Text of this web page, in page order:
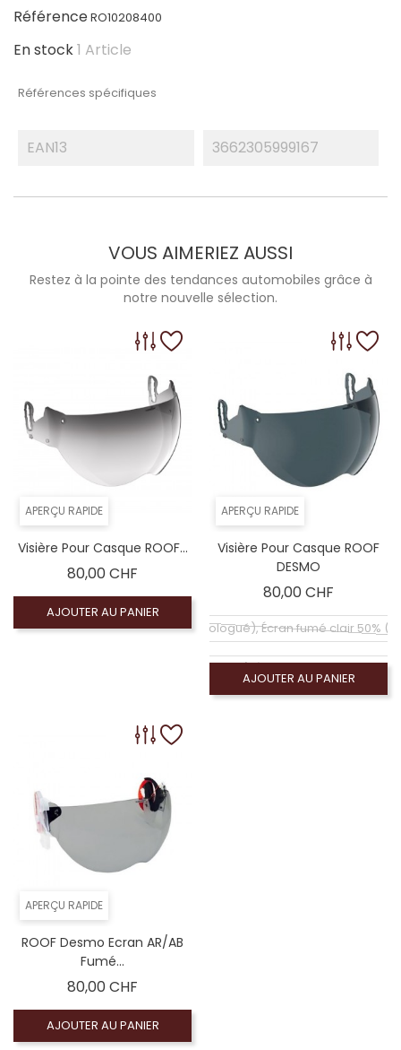
RéférenceRO10208400
En stock1 Article
Références spécifiques
EAN13 3662305999167
VOUS AIMERIEZ AUSSI
Restez à la pointe des tendances automobiles grâce à
notre nouvelle sélection.
APERÇU RAPIDE
Visière Pour Casque ROOF...
80,00 CHF
AJOUTER AU PANIER
APERÇU RAPIDE
Visière Pour Casque ROOF
DESMO
80,00 CHF
Coloré (non homologué), Écran fumé clair 50%
Coloré (non homologué), Écran fumé foncé 100%
Coloré (non homologué), Écran miroir argent
AJOUTER AU PANIER
APERÇU RAPIDE
ROOF Desmo Ecran AR/AB
Fumé...
80,00 CHF
AJOUTER AU PANIER